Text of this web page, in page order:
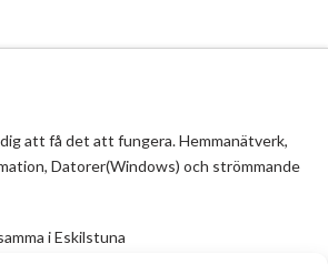
att få det att fungera. Hemmanätverk,
Datorer(Windows) och strömmande
i Eskilstuna